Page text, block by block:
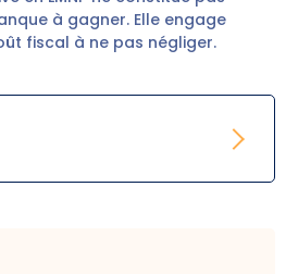
à gagner. Elle engage
fiscal à ne pas négliger.